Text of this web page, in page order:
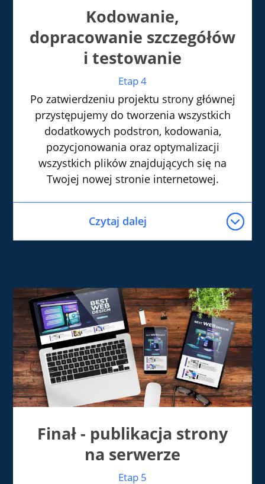
Kodowanie,
dopracowanie szczegółów
i testowanie
Etap 4
Po zatwierdzeniu projektu strony głównej
przystępujemy do tworzenia wszystkich
dodatkowych podstron, kodowania,
pozycjonowania oraz optymalizacji
wszystkich plików znajdujących się na
Twojej nowej stronie internetowej.
Czytaj dalej
Finał - publikacja strony
na serwerze
Etap 5